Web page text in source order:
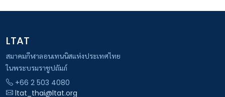
LTAT
สมาคมกีฬาลอนเทนนิสแห่งประเทศไทย
ในพระบรมราชูปถัมภ์
+66 2 503 4080
ltat_thai@ltat.org